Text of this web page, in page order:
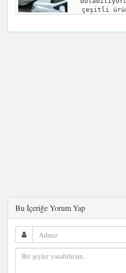
çeşitli
Bu İçeriğe Yorum Yap